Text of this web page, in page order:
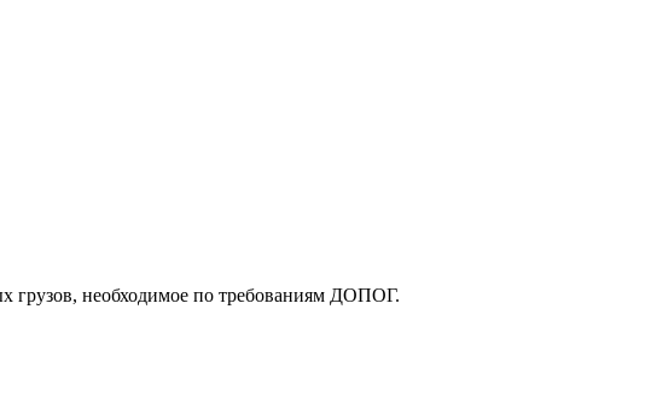
грузов, необходимое по требованиям ДОПОГ.